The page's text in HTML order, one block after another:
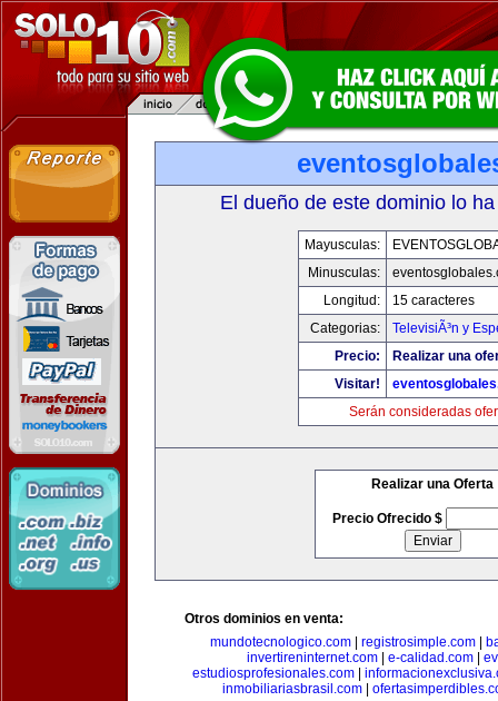
El dueño de este dominio lo
Mayusculas:
Minusculas:
Longitud:
15 caracteres
Categorias:
TelevisiÃ³n y
Precio:
Realizar una
Visitar!
Serán consideradas
Realizar una Oferta
Precio Ofrecido $
Otros dominios en venta:
mundotecnologico.com| registrosimple.com|
invertireninternet.com| e-calidad.com|
estudiosprofesionales.com|
inmobiliariasbrasil.com